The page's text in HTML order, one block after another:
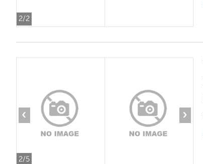
2/2
2/5
‹ ›